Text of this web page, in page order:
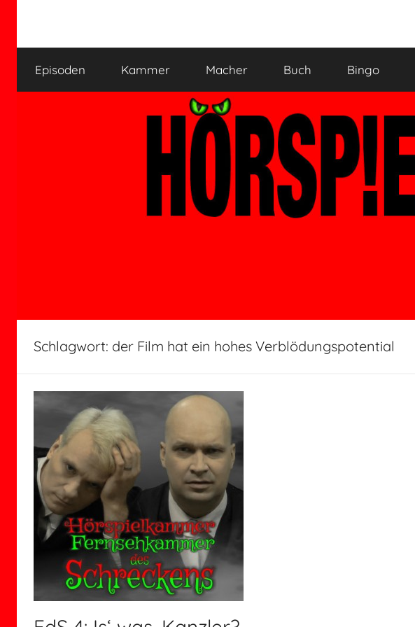
springen
HÖRSPIELKAMMER
verjährt
nicht!
Episoden Kammer Macher Buch Bingo
Schlagwort: der Film hat ein hohes Verblödungspotential